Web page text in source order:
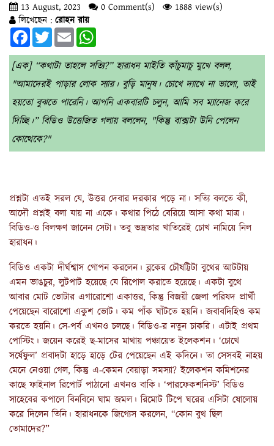
13 August, 2023 0 Comment(s)
1888 view(s)
লিখেছেন : রোহন রায়
FacebookTwitterEmail
[এক] “কথাটা তাহলে সত্যি?” হারাধন মাইতি কাঁচুমাচু মুখে বলল,
"আমাদেরই পাড়ার লোক স্যার। বুড়ি মানুষ। চোখে দ্যাখে না ভালো, তাই
হয়তো বুঝতে পারেনি। আপনি একবারটি চলুন, আমি সব ম্যানেজ করে
দিচ্ছি।” বিডিও উত্তেজিত গলায় বললেন, "কিন্তু বাক্সটা উনি পেলেন
কোত্থেকে?"
প্রশ্নটা এতই সরল যে, উত্তর দেবার দরকার পড়ে না। সত্যি বলতে কী,
আদৌ প্রশ্নই বলা যায় না একে। কথার পিঠে বেরিয়ে আসা কথা মাত্র।
বিডিও-ও বিলক্ষণ জানেন সেটা। তবু ভদ্রতার খাতিরেই চোখ নামিয়ে নিল
হারাধন।
বিডিও একটা দীর্ঘশ্বাস গোপন করলেন। ব্লকের চৌষট্টিটা বুথের আটটায়
এমন ভাঙচুর, লুটপাট হয়েছে যে রিপোল করাতে হয়েছে। একটা বুথে
আবার মোট ভোটার এগারোশো একাত্তর, কিন্তু বিজয়ী জেলা পরিষদ প্রার্থী
পেয়েছেন বারোশো একুশ ভোট। কম পাঁক ঘাঁটতে হয়নি। জবাবদিহিও কম
করতে হয়নি। সে-পর্ব এখনও চলছে। বিডিও-র নতুন চাকরি। এটাই প্রথম
পোস্টিং। জয়েন করেই ছ-মাসের মাথায় পঞ্চায়েত ইলেকশন। ‘চোখে
সর্ষেফুল’ প্রবাদটা হাড়ে হাড়ে টের পেয়েছেন এই কদিনে। তা সেসবই নাহয়
মেনে নেওয়া গেল, কিন্তু এ-কেমন বেয়াড়া সমস্যা? ইলেকশন কমিশনের
কাছে ফাইনাল রিপোর্ট পাঠানো এখনও বাকি। ‘পারফেকশনিস্ট’ বিডিও
সাহেবের কপালে বিনবিনে ঘাম জমল। রিমোট টিপে ঘরের এসিটা ষোলোয়
করে দিলেন তিনি। হারাধনকে জিগ্যেস করলেন, “কোন বুথ ছিল
তোমাদের?”